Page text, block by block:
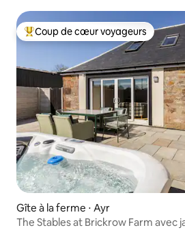
Coups de cœur voyageurs les plus
Coup de cœur voyageurs
Gîte à la ferme ⋅ Ayr
The Stables at Brickrow Farm avec